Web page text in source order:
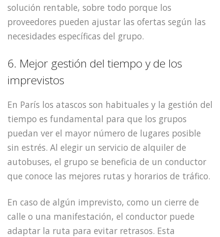
solución rentable, sobre todo porque los
proveedores pueden ajustar las ofertas según las
necesidades específicas del grupo.
6. Mejor gestión del tiempo y de los
imprevistos
En París los atascos son habituales y la gestión del
tiempo es fundamental para que los grupos
puedan ver el mayor número de lugares posible
sin estrés. Al elegir un servicio de alquiler de
autobuses, el grupo se beneficia de un conductor
que conoce las mejores rutas y horarios de tráfico.
En caso de algún imprevisto, como un cierre de
calle o una manifestación, el conductor puede
adaptar la ruta para evitar retrasos. Esta